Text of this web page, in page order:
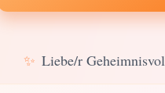
✨ Liebe/r